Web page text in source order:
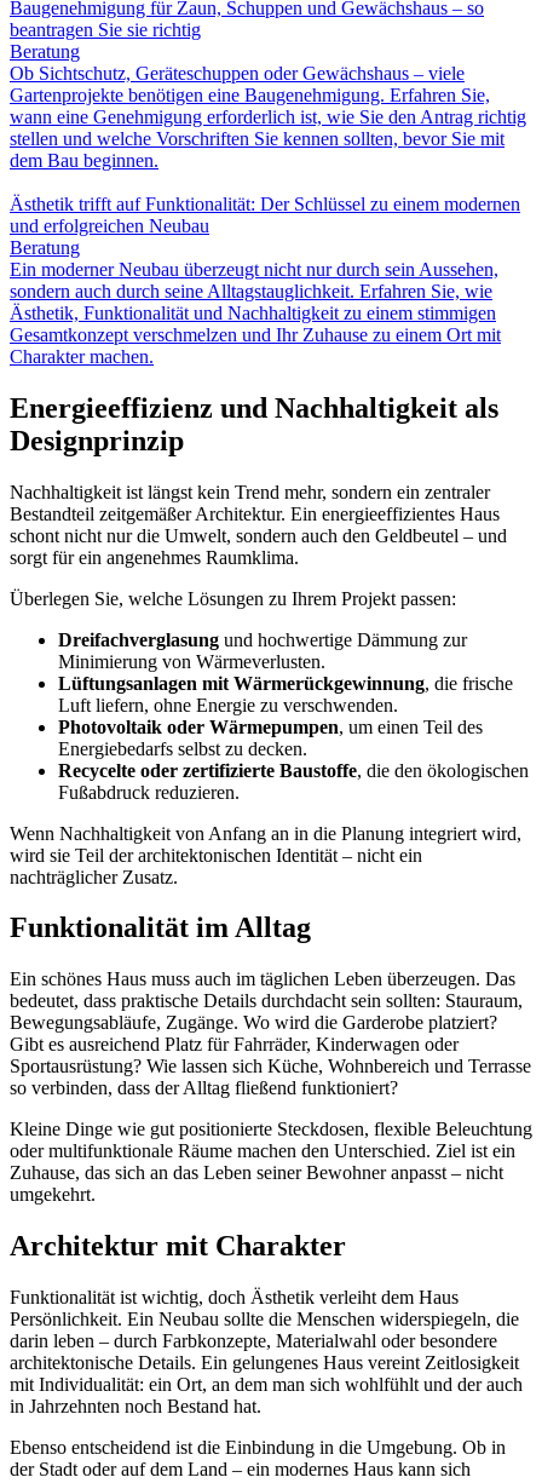
Baugenehmigung für Zaun, Schuppen und Gewächshaus – so
beantragen Sie sie richtig
Beratung
Ob Sichtschutz, Geräteschuppen oder Gewächshaus – viele
Gartenprojekte benötigen eine Baugenehmigung. Erfahren Sie,
wann eine Genehmigung erforderlich ist, wie Sie den Antrag richtig
stellen und welche Vorschriften Sie kennen sollten, bevor Sie mit
dem Bau beginnen.
Ästhetik trifft auf Funktionalität: Der Schlüssel zu einem modernen
und erfolgreichen Neubau
Beratung
Ein moderner Neubau überzeugt nicht nur durch sein Aussehen,
sondern auch durch seine Alltagstauglichkeit. Erfahren Sie, wie
Ästhetik, Funktionalität und Nachhaltigkeit zu einem stimmigen
Gesamtkonzept verschmelzen und Ihr Zuhause zu einem Ort mit
Charakter machen.
Energieeffizienz und Nachhaltigkeit als
Designprinzip
Nachhaltigkeit ist längst kein Trend mehr, sondern ein zentraler
Bestandteil zeitgemäßer Architektur. Ein energieeffizientes Haus
schont nicht nur die Umwelt, sondern auch den Geldbeutel – und
sorgt für ein angenehmes Raumklima.
Überlegen Sie, welche Lösungen zu Ihrem Projekt passen:
Dreifachverglasung und hochwertige Dämmung zur
Minimierung von Wärmeverlusten.
Lüftungsanlagen mit Wärmerückgewinnung, die frische
Luft liefern, ohne Energie zu verschwenden.
Photovoltaik oder Wärmepumpen, um einen Teil des
Energiebedarfs selbst zu decken.
Recycelte oder zertifizierte Baustoffe, die den ökologischen
Fußabdruck reduzieren.
Wenn Nachhaltigkeit von Anfang an in die Planung integriert wird,
wird sie Teil der architektonischen Identität – nicht ein
nachträglicher Zusatz.
Funktionalität im Alltag
Ein schönes Haus muss auch im täglichen Leben überzeugen. Das
bedeutet, dass praktische Details durchdacht sein sollten: Stauraum,
Bewegungsabläufe, Zugänge. Wo wird die Garderobe platziert?
Gibt es ausreichend Platz für Fahrräder, Kinderwagen oder
Sportausrüstung? Wie lassen sich Küche, Wohnbereich und Terrasse
so verbinden, dass der Alltag fließend funktioniert?
Kleine Dinge wie gut positionierte Steckdosen, flexible Beleuchtung
oder multifunktionale Räume machen den Unterschied. Ziel ist ein
Zuhause, das sich an das Leben seiner Bewohner anpasst – nicht
umgekehrt.
Architektur mit Charakter
Funktionalität ist wichtig, doch Ästhetik verleiht dem Haus
Persönlichkeit. Ein Neubau sollte die Menschen widerspiegeln, die
darin leben – durch Farbkonzepte, Materialwahl oder besondere
architektonische Details. Ein gelungenes Haus vereint Zeitlosigkeit
mit Individualität: ein Ort, an dem man sich wohlfühlt und der auch
in Jahrzehnten noch Bestand hat.
Ebenso entscheidend ist die Einbindung in die Umgebung. Ob in
der Stadt oder auf dem Land – ein modernes Haus kann sich